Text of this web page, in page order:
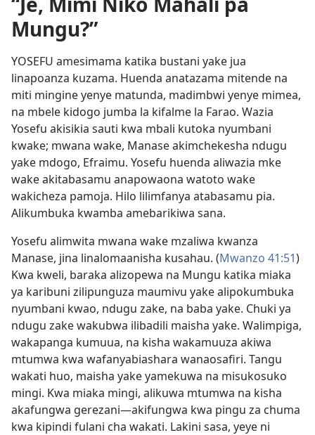
Mungu?”
YOSEFU amesimama katika bustani yake jua
linapoanza kuzama. Huenda anatazama mitende na
miti mingine yenye matunda, madimbwi yenye mimea,
na mbele kidogo jumba la kifalme la Farao. Wazia
Yosefu akisikia sauti kwa mbali kutoka nyumbani
kwake; mwana wake, Manase akimchekesha ndugu
yake mdogo, Efraimu. Yosefu huenda aliwazia mke
wake akitabasamu anapowaona watoto wake
wakicheza pamoja. Hilo lilimfanya atabasamu pia.
Alikumbuka kwamba amebarikiwa sana.
Yosefu alimwita mwana wake mzaliwa kwanza
Manase, jina linalomaanisha kusahau. (Mwanzo 41:51)
Kwa kweli, baraka alizopewa na Mungu katika miaka
ya karibuni zilipunguza maumivu yake alipokumbuka
nyumbani kwao, ndugu zake, na baba yake. Chuki ya
ndugu zake wakubwa ilibadili maisha yake. Walimpiga,
wakapanga kumuua, na kisha wakamuuza akiwa
mtumwa kwa wafanyabiashara wanaosafiri. Tangu
wakati huo, maisha yake yamekuwa na misukosuko
mingi. Kwa miaka mingi, alikuwa mtumwa na kisha
akafungwa gerezani—akifungwa kwa pingu za chuma
kwa kipindi fulani cha wakati. Lakini sasa, yeye ni